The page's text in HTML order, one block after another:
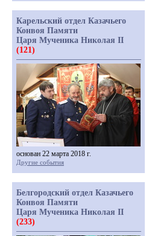
Карельский отдел Казачьего
Конвоя Памяти
Царя Мученика Николая II
(121)
основан 22 марта 2018 г.
Другие события
Белгородский отдел Казачьего
Конвоя Памяти
Царя Мученика Николая II
(233)